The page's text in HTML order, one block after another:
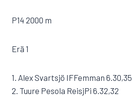
P14 2000 m
Erä 1
1. Alex Svartsjö IFFemman 6.30,35
2. Tuure Pesola ReisjPi 6.32,32